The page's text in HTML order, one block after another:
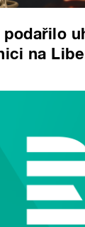
podařilo
na